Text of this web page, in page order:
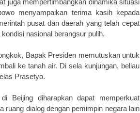
juga mempertimbangkan dinamika situasi
menyampaikan terima kasih kepada
pusat dan daerah yang telah cepat
nasional berangsur pulih.
Bapak Presiden memutuskan untuk
ke tanah air. Di sela kunjungan, beliau
Prasetyo.
Beijing diharapkan dapat memperkuat
ruang dialog dengan pemimpin negara lain